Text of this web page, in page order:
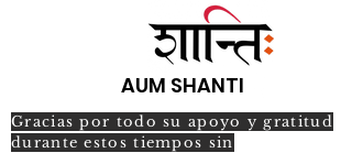
AUM SHANTI
Gracias por todo su apoyo y gratitud
durante estos tiempos sin